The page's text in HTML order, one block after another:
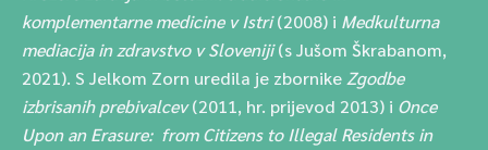
komplementarne medicine v Istri(2008) i Medkulturna
mediacija in zdravstvo v Sloveniji(s Jušom Škrabanom,
2021). S Jelkom Zorn uredila je zbornike Zgodbe
izbrisanih prebivalcev(2011, hr. prijevod 2013) i Once
Upon an Erasure: from Citizens to Illegal Residents in